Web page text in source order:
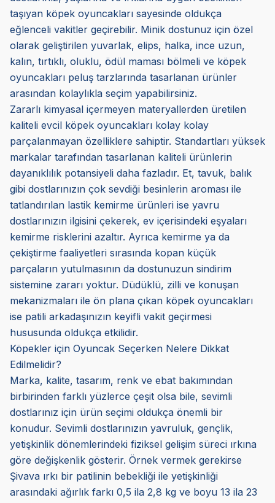
taşıyan köpek oyuncakları sayesinde oldukça
eğlenceli vakitler geçirebilir. Minik dostunuz için özel
olarak geliştirilen yuvarlak, elips, halka, ince uzun,
kalın, tırtıklı, oluklu, ödül maması bölmeli ve köpek
oyuncakları peluş tarzlarında tasarlanan ürünler
arasından kolaylıkla seçim yapabilirsiniz.
Zararlı kimyasal içermeyen materyallerden üretilen
kaliteli evcil köpek oyuncakları kolay kolay
parçalanmayan özelliklere sahiptir. Standartları yüksek
markalar tarafından tasarlanan kaliteli ürünlerin
dayanıklılık potansiyeli daha fazladır. Et, tavuk, balık
gibi dostlarınızın çok sevdiği besinlerin aroması ile
tatlandırılan lastik kemirme ürünleri ise yavru
dostlarınızın ilgisini çekerek, ev içerisindeki eşyaları
kemirme risklerini azaltır. Ayrıca kemirme ya da
çekiştirme faaliyetleri sırasında kopan küçük
parçaların yutulmasının da dostunuzun sindirim
sistemine zararı yoktur. Düdüklü, zilli ve konuşan
mekanizmaları ile ön plana çıkan köpek oyuncakları
ise patili arkadaşınızın keyifli vakit geçirmesi
hususunda oldukça etkilidir.
Köpekler için Oyuncak Seçerken Nelere Dikkat
Edilmelidir?
Marka, kalite, tasarım, renk ve ebat bakımından
birbirinden farklı yüzlerce çeşit olsa bile, sevimli
dostlarınız için ürün seçimi oldukça önemli bir
konudur. Sevimli dostlarınızın yavruluk, gençlik,
yetişkinlik dönemlerindeki fiziksel gelişim süreci ırkına
göre değişkenlik gösterir. Örnek vermek gerekirse
Şivava ırkı bir patilinin bebekliği ile yetişkinliği
arasındaki ağırlık farkı 0,5 ila 2,8 kg ve boyu 13 ila 23